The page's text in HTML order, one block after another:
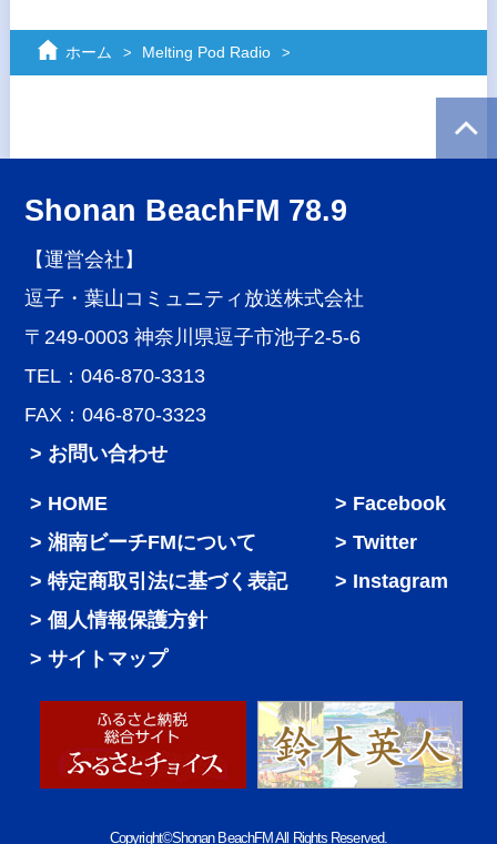
ホーム Melting Pod Radio
Shonan BeachFM 78.9
【運営会社】
逗子・葉山コミュニティ放送株式会社
〒249-0003 神奈川県逗子市池子2-5-6
TEL：046-870-3313
FAX：046-870-3323
> お問い合わせ
HOME
湘南ビーチFMについて
特定商取引法に基づく表記
個人情報保護方針
サイトマップ
Facebook
Twitter
Instagram
Copyright©Shonan BeachFM All Rights Reserved.